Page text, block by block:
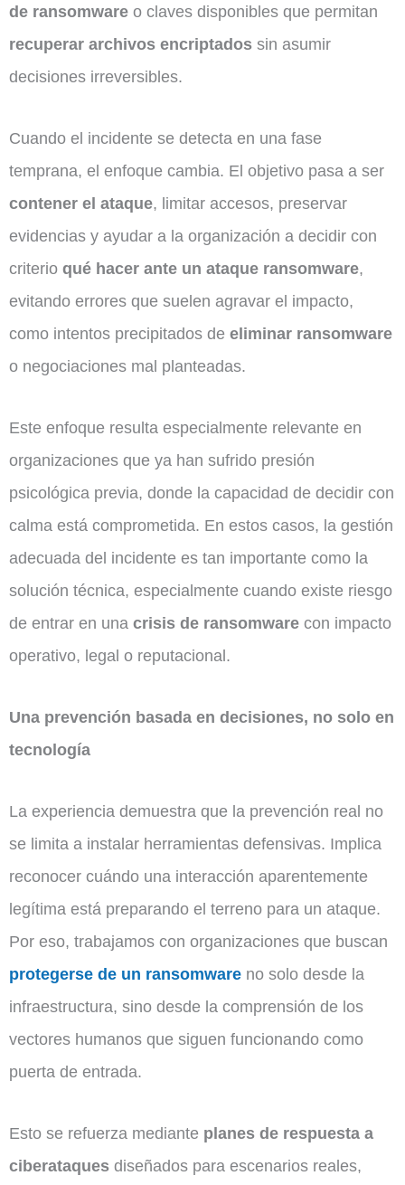
de ransomware o claves disponibles que permitan
recuperar archivos encriptados sin asumir
decisiones irreversibles.
Cuando el incidente se detecta en una fase
temprana, el enfoque cambia. El objetivo pasa a ser
contener el ataque, limitar accesos, preservar
evidencias y ayudar a la organización a decidir con
criterio qué hacer ante un ataque ransomware,
evitando errores que suelen agravar el impacto,
como intentos precipitados de eliminar ransomware
o negociaciones mal planteadas.
Este enfoque resulta especialmente relevante en
organizaciones que ya han sufrido presión
psicológica previa, donde la capacidad de decidir con
calma está comprometida. En estos casos, la gestión
adecuada del incidente es tan importante como la
solución técnica, especialmente cuando existe riesgo
de entrar en una crisis de ransomware con impacto
operativo, legal o reputacional.
Una prevención basada en decisiones, no solo en
tecnología
La experiencia demuestra que la prevención real no
se limita a instalar herramientas defensivas. Implica
reconocer cuándo una interacción aparentemente
legítima está preparando el terreno para un ataque.
Por eso, trabajamos con organizaciones que buscan
protegerse de un ransomware no solo desde la
infraestructura, sino desde la comprensión de los
vectores humanos que siguen funcionando como
puerta de entrada.
Esto se refuerza mediante planes de respuesta a
ciberataques diseñados para escenarios reales,